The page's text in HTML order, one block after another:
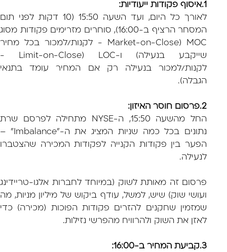
1.איסוף פקודות ייעודיות:
לאורך כל היום, ועד השעה 15:50 (10 דקות לפני תום
המסחר הרציף ב-16:00), סוחרים מזרימים פקודות מסוג
MOC (Market-on-Close - לקנות/למכור בכל מחיר
שייקבע בנעילה) ו-LOC (Limit-on-Close -
לקנות/למכור בנעילה רק אם המחיר עומד בתנאי
הגבלה).
2.פרסום חוסר האיזון:
החל מהשעה 15:50, ה-NYSE מתחילה לפרסם שרת
נתונים בכל כמה שניות המציג את ה-"Imbalance" –
הפער בין פקודות הקנייה לפקודות המכירה שהצטברו
לנעילה.
פרסום זה מאותת לשוק (במיוחד לחברות אלגו-טריידינג
ועושי שוק) שיש, למשל, עודף ביקוש של מיליון מניות, מה
שמזמין שחקנים להזרים פקודות הפוכות (מכירה) כדי
לאזן את השוק ולהרוויח מהפרשי נזילות.
3.קביעת המחיר ב-16:00: